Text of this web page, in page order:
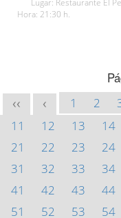
Lugar: Restaurante El
Hora: 21:30 h.
<< < 1 2
11
12 13 14
21
22 23 24
31
32 33 34
41
42 43 44
51
52 53 54